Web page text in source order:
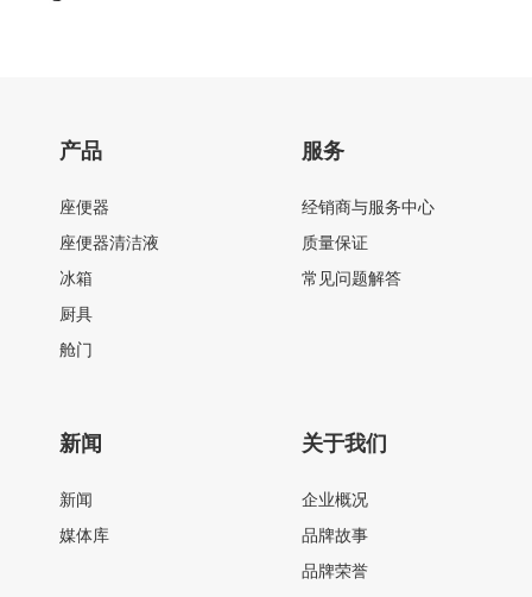
产品
座便器
座便器清洁液
冰箱
厨具
舱门
服务
经销商与服务中心
质量保证
常见问题解答
新闻
新闻
媒体库
关于我们
企业概况
品牌故事
品牌荣誉